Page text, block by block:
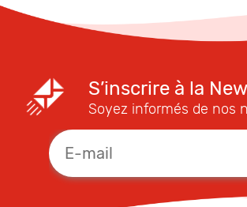
S’inscrire à la
Soyez informés de nos